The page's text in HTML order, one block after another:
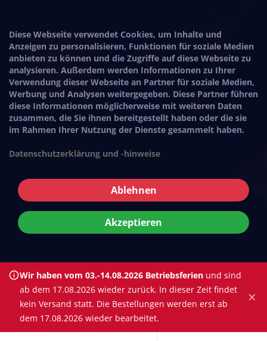
Diese Webseite verwendet Cookies, um Inhalte und
Anzeigen zu personalisieren, Funktionen für soziale Medien
anbieten zu können und die Zugriffe auf diese Webseite zu
analysieren. Außerdem werden Informationen zu Ihrer
Verwendung dieser Webseite an Partner für soziale Medien,
Werbung und Analysen weitergegeben. Diese Partner führen
diese Informationen möglicherweise mit weiteren Daten
zusammen, die Sie ihnen bereitgestellt haben oder die sie
im Rahmen Ihrer Nutzung der Dienste gesammelt haben.
Datenschutzerklärung und -hinweise
Ablehnen
Akzeptieren
Wir haben vom 03.-14.08.2026 Betriebsferienund sind
ab dem 17.08.2026 wieder zurück. In dieser Zeit findet
kein Versand statt. Die Bestellungen werden erst ab
dem 17.08.2026 wieder bearbeitet.
×